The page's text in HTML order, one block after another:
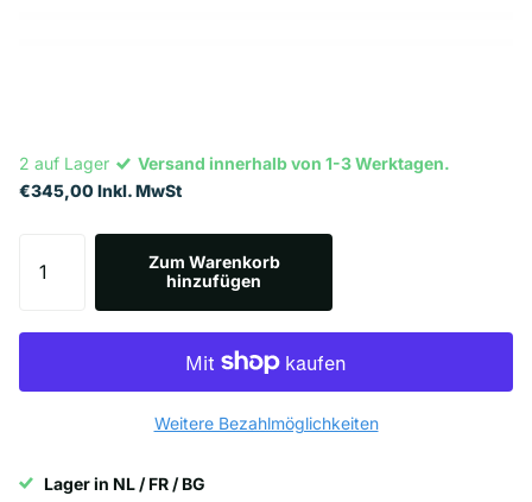
2 auf Lager
Versand innerhalb von 1-3 Werktagen.
€345,00 Inkl. MwSt
Zum Warenkorb
hinzufügen
Weitere Bezahlmöglichkeiten
Lager in NL / FR / BG